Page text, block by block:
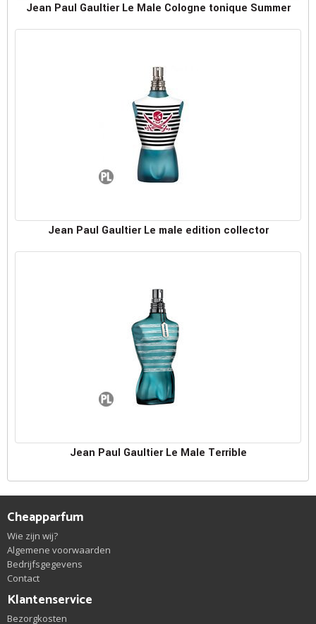
Jean Paul Gaultier Le Male Cologne tonique Summer
Jean Paul Gaultier Le male edition collector
Jean Paul Gaultier Le Male Terrible
Cheapparfum
Wie zijn wij?
Algemene voorwaarden
Bedrijfsgegevens
Contact
Klantenservice
Bezorgkosten